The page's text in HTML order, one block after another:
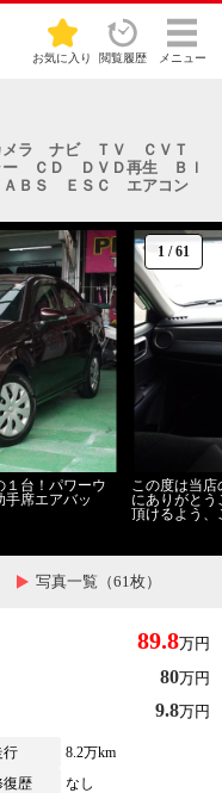
お気に入り 閲覧履歴 メニュー
メラ ナビ ＴＶ ＣＶＴ
ー ＣＤ ＤＶＤ再生 Ｂｌ
ＡＢＳ ＥＳＣ エアコン
1 /61
１台！パワーウ
席エアバッ
この度は当
にありがと
頂けるよう、
写真一覧（61枚）
89.8万円
80万円
9.8万円
行
8.2万km
復歴
なし